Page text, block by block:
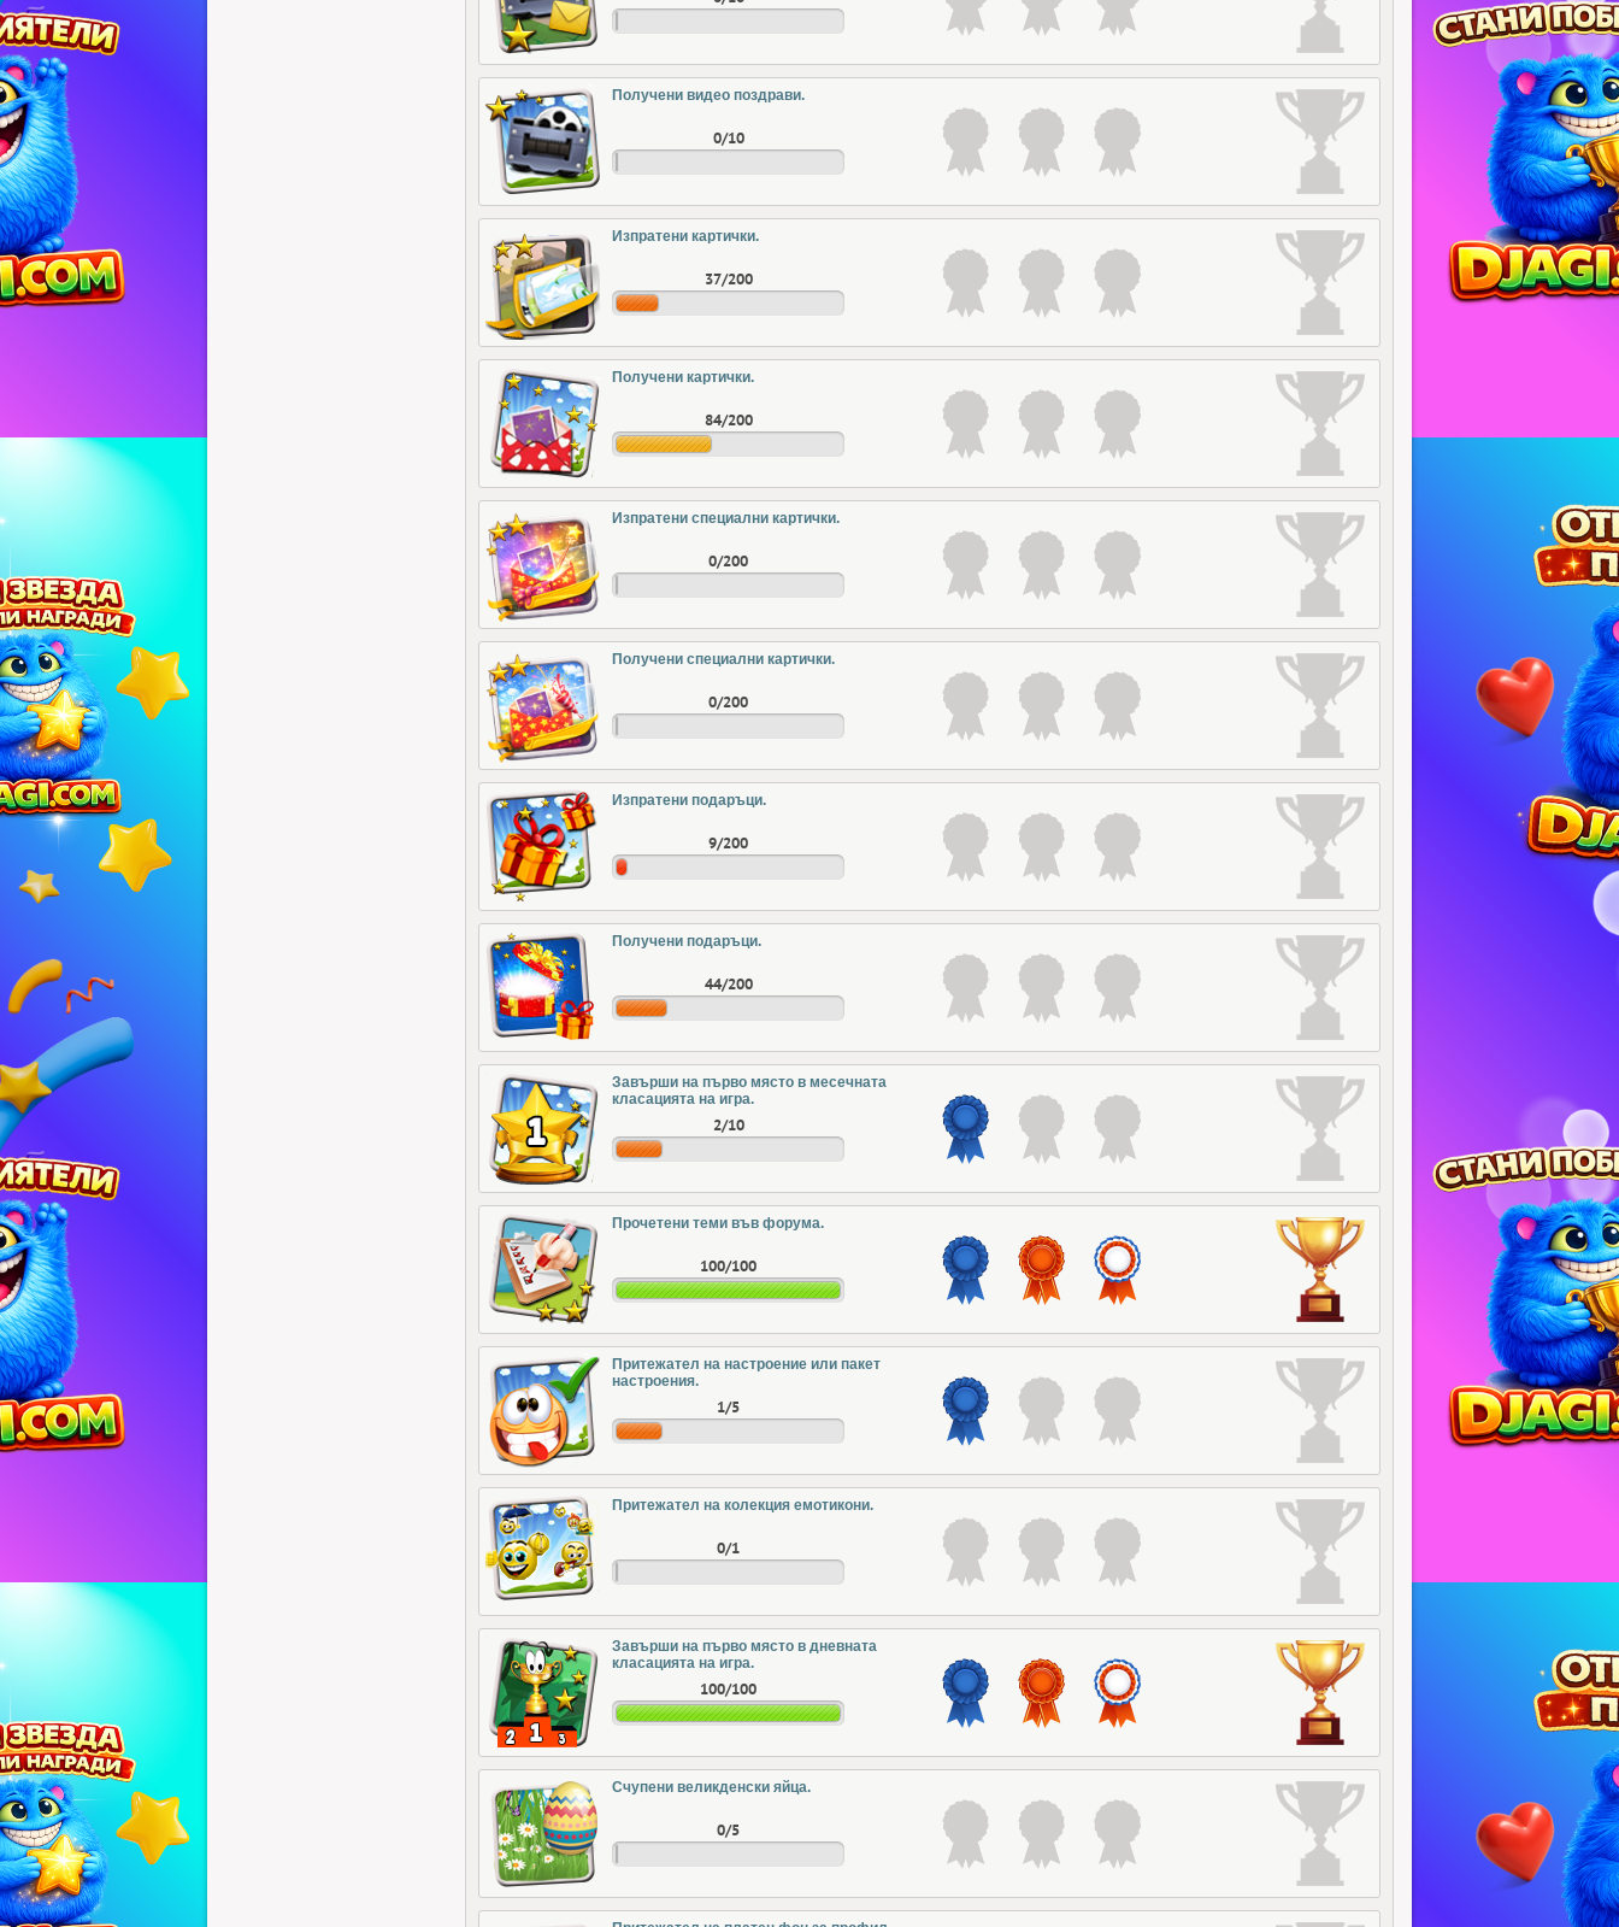
Получени видео поздрави.
0/10
Изпратени картички.
37/200
Получени картички.
84/200
Изпратени специални картички.
0/200
Получени специални картички.
0/200
Изпратени подаръци.
9/200
Получени подаръци.
44/200
Завърши на първо място в месечната
класацията на игра.
2/10
Прочетени теми във форума.
100/100
Притежател на настроение или пакет
настроения.
1/5
Притежател на колекция емотикони.
0/1
Завърши на първо място в дневната
класацията на игра.
100/100
Счупени великденски яйца.
0/5